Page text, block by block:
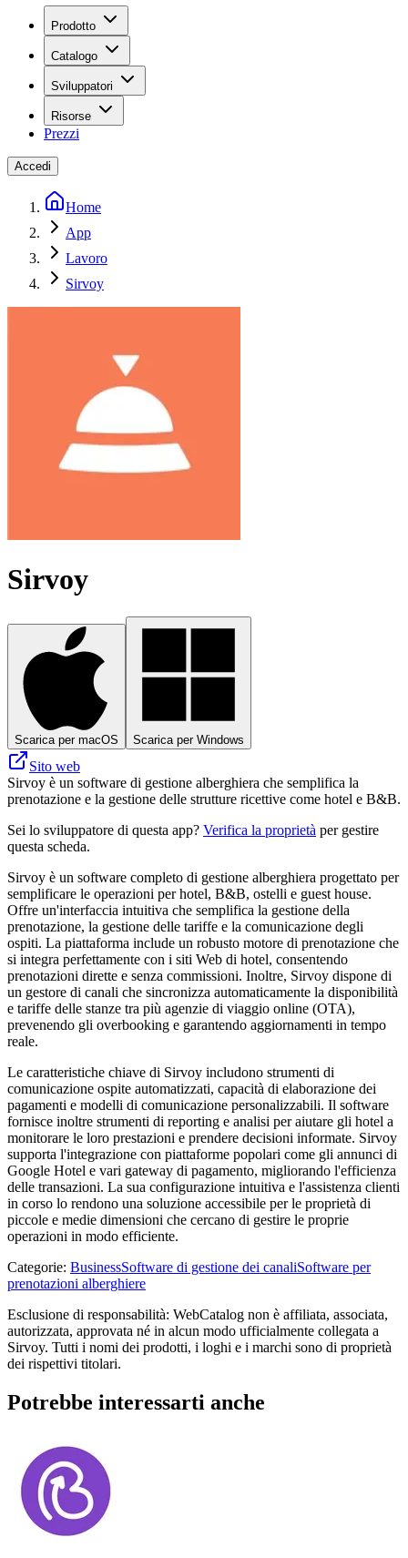
Prodotto
Catalogo
Sviluppatori
Risorse
Prezzi
Accedi
Home
App
Lavoro
Sirvoy
Sirvoy
Scarica per macOS Scarica per Windows
Sito web
Sirvoy è un software di gestione alberghiera che semplifica la
prenotazione e la gestione delle strutture ricettive come hotel e B&B.
Sei lo sviluppatore di questa app? Verifica la proprietà per gestire
questa scheda.
Sirvoy è un software completo di gestione alberghiera progettato per
semplificare le operazioni per hotel, B&B, ostelli e guest house.
Offre un'interfaccia intuitiva che semplifica la gestione della
prenotazione, la gestione delle tariffe e la comunicazione degli
ospiti. La piattaforma include un robusto motore di prenotazione che
si integra perfettamente con i siti Web di hotel, consentendo
prenotazioni dirette e senza commissioni. Inoltre, Sirvoy dispone di
un gestore di canali che sincronizza automaticamente la disponibilità
e tariffe delle stanze tra più agenzie di viaggio online (OTA),
prevenendo gli overbooking e garantendo aggiornamenti in tempo
reale.
Le caratteristiche chiave di Sirvoy includono strumenti di
comunicazione ospite automatizzati, capacità di elaborazione dei
pagamenti e modelli di comunicazione personalizzabili. Il software
fornisce inoltre strumenti di reporting e analisi per aiutare gli hotel a
monitorare le loro prestazioni e prendere decisioni informate. Sirvoy
supporta l'integrazione con piattaforme popolari come gli annunci di
Google Hotel e vari gateway di pagamento, migliorando l'efficienza
delle transazioni. La sua configurazione intuitiva e l'assistenza clienti
in corso lo rendono una soluzione accessibile per le proprietà di
piccole e medie dimensioni che cercano di gestire le proprie
operazioni in modo efficiente.
Categorie: BusinessSoftware di gestione dei canaliSoftware per
prenotazioni alberghiere
Esclusione di responsabilità: WebCatalog non è affiliata, associata,
autorizzata, approvata né in alcun modo ufficialmente collegata a
Sirvoy. Tutti i nomi dei prodotti, i loghi e i marchi sono di proprietà
dei rispettivi titolari.
Potrebbe interessarti anche